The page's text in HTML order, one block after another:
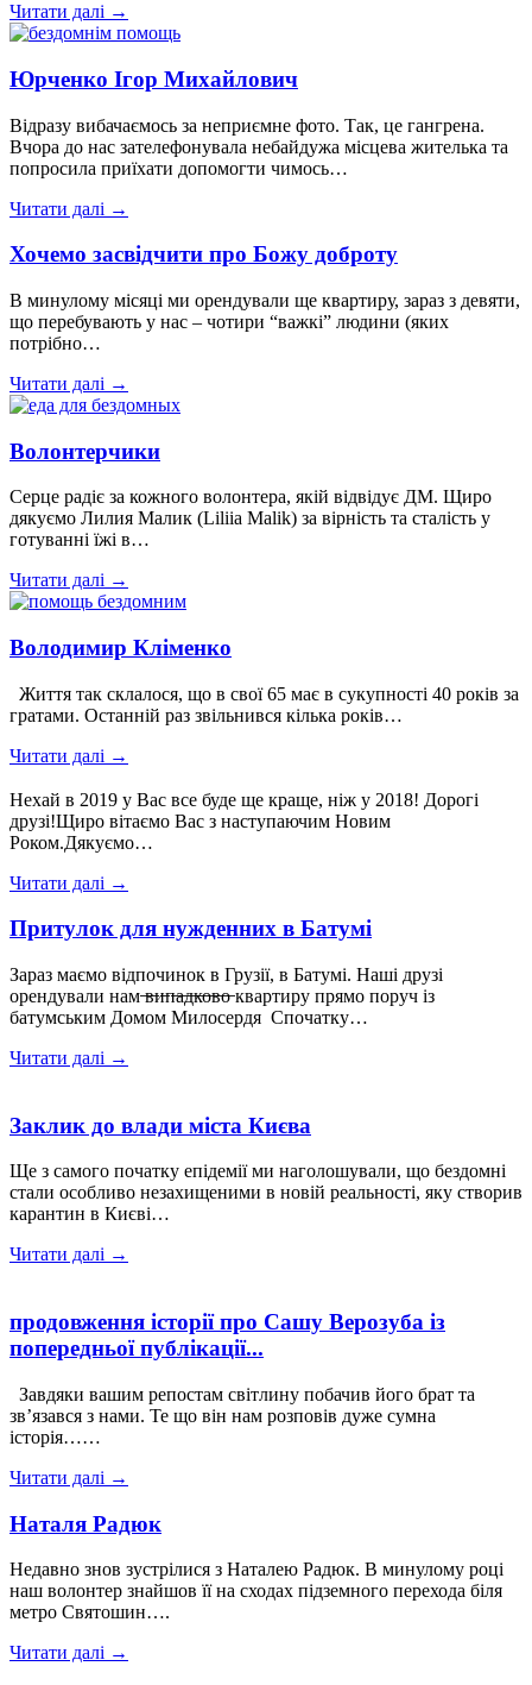
Читати далі →
Юрченко Ігор Михайлович
Відразу вибачаємось за неприємне фото. Так, це гангрена.
Вчора до нас зателефонувала небайдужа місцева жителька та
попросила приїхати допомогти чимось…
Читати далі →
Хочемо засвідчити про Божу доброту
В минулому місяці ми орендували ще квартиру, зараз з девяти,
що перебувають у нас – чотири “важкі” людини (яких
потрібно…
Читати далі →
Волонтерчики
Серце радіє за кожного волонтера, якій відвідує ДМ. Щиро
дякуємо Лилия Малик (Liliia Malik) за вірність та сталість у
готуванні їжі в…
Читати далі →
Володимир Кліменко
Життя так склалося, що в свої 65 має в сукупності 40 років за
гратами. Останній раз звільнився кілька років…
Читати далі →
Нехай в 2019 у Вас все буде ще краще, ніж у 2018! Дорогі
друзі!Щиро вітаємо Вас з наступаючим Новим
Роком.Дякуємо…
Читати далі →
Притулок для нужденних в Батумі
Зараз маємо відпочинок в Грузії, в Батумі. Наші друзі
орендували нам ̶в̶и̶п̶а̶д̶к̶о̶в̶о̶ квартиру прямо поруч із
батумським Домом Милосердя Спочатку…
Читати далі →
Заклик до влади міста Києва
Ще з самого початку епідемії ми наголошували, що бездомні
стали особливо незахищеними в новій реальності, яку створив
карантин в Києві…
Читати далі →
продовження історії про Сашу Верозуба із
попередньої публікації...
Завдяки вашим репостам світлину побачив його брат та
зв’язався з нами. Те що він нам розповів дуже сумна
історія……
Читати далі →
Наталя Радюк
Недавно знов зустрілися з Наталею Радюк. В минулому році
наш волонтер знайшов її на сходах підземного перехода біля
метро Святошин….
Читати далі →